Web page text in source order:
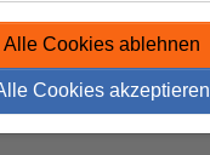
in Kamen
Alle Cookies ablehnen
Cookies akzeptieren